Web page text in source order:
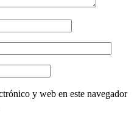
y web en este navegador